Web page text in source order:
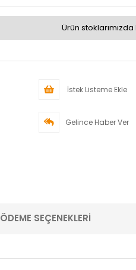
Ürün stoklarımızda
İstek Listeme Ekle
Gelince Haber Ver
ÖDEME SEÇENEKLERI